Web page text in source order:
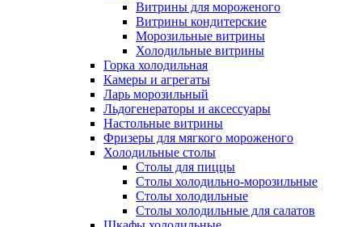
Витрины для мороженого
Витрины кондитерские
Морозильные витрины
Холодильные витрины
Горка холодильная
Камеры и агрегаты
Ларь морозильный
Льдогенераторы и аксессуары
Настольные витрины
Фризеры для мягкого мороженого
Холодильные столы
Столы для пиццы
Столы холодильно-морозильные
Столы холодильные
Столы холодильные для салатов